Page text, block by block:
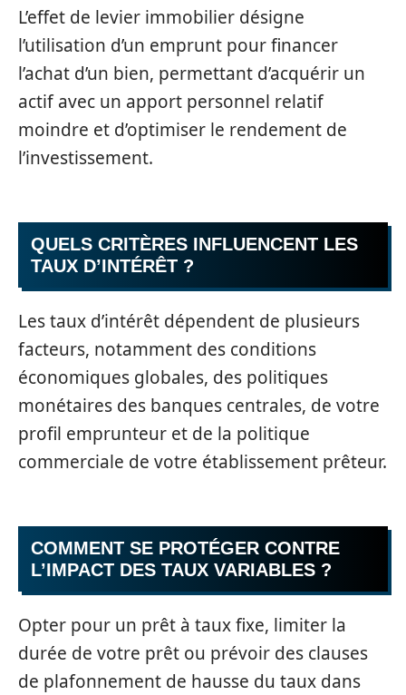
L’effet de levier immobilier désigne
l’utilisation d’un emprunt pour financer
l’achat d’un bien, permettant d’acquérir un
actif avec un apport personnel relatif
moindre et d’optimiser le rendement de
l’investissement.
QUELS CRITÈRES INFLUENCENT LES
TAUX D’INTÉRÊT ?
Les taux d’intérêt dépendent de plusieurs
facteurs, notamment des conditions
économiques globales, des politiques
monétaires des banques centrales, de votre
profil emprunteur et de la politique
commerciale de votre établissement prêteur.
COMMENT SE PROTÉGER CONTRE
L’IMPACT DES TAUX VARIABLES ?
Opter pour un prêt à taux fixe, limiter la
durée de votre prêt ou prévoir des clauses
de plafonnement de hausse du taux dans